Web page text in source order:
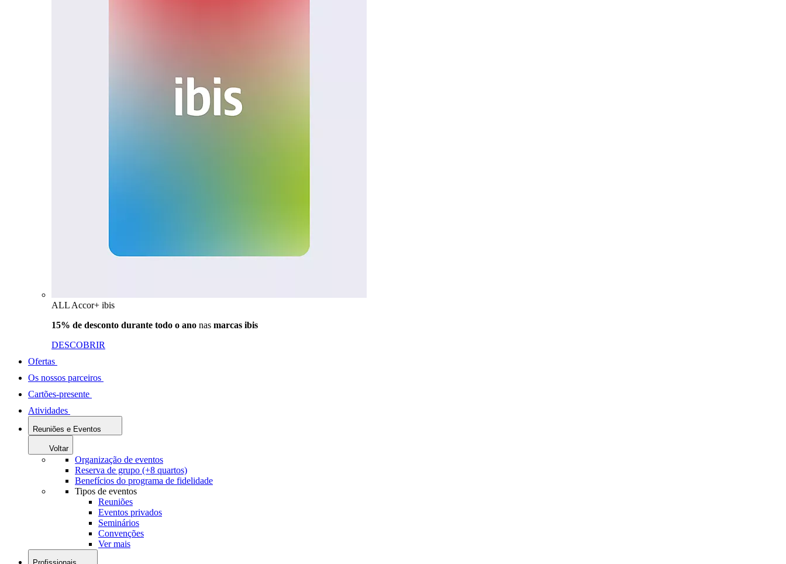
ALL Accor+ ibis
15% de desconto durante todo o ano nas marcas ibis
DESCOBRIR
Ofertas
Os nossos parceiros
Cartões-presente
Atividades
Reuniões e Eventos
Voltar
Organização de eventos
Reserva de grupo (+8 quartos)
Benefícios do programa de fidelidade
Tipos de eventos
Reuniões
Eventos privados
Seminários
Convenções
Ver mais